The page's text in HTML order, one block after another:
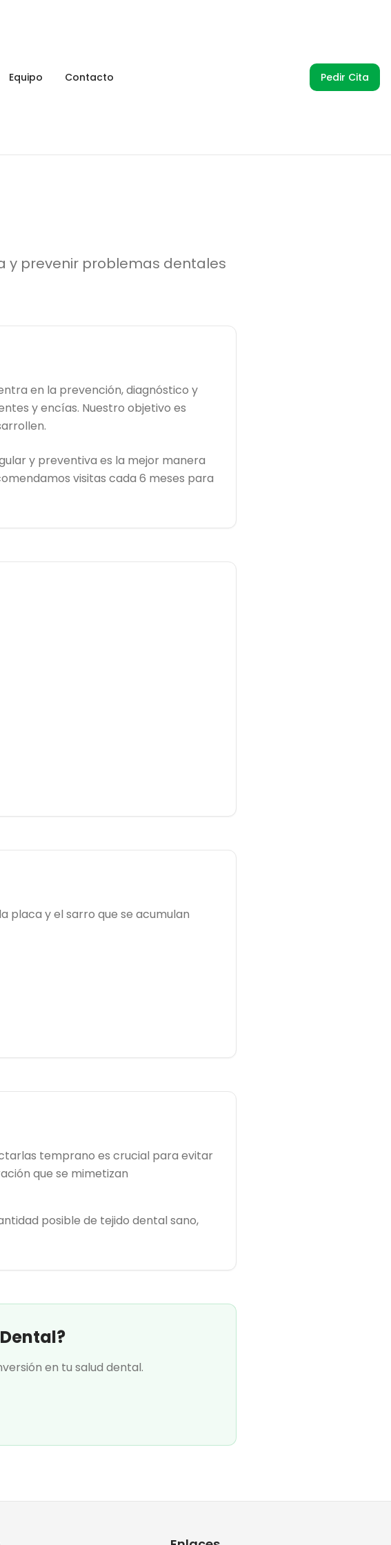
Equipo Contacto Pedir Cita
y prevenir problemas dentales
en la prevención, diagnóstico y
y encías. Nuestro objetivo es
y preventiva es la mejor manera
visitas cada 6 meses para
placa y el sarro que se acumulan
temprano es crucial para evitar
que se mimetizan
posible de tejido dental sano,
en tu salud dental.